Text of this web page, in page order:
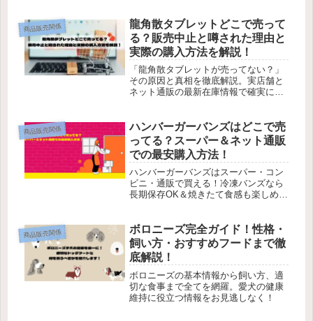
商品販売関係
龍角散タブレットどこで売って
る？販売中止と噂された理由と
実際の購入方法を解説！
「龍角散タブレットが売ってない？」
その原因と真相を徹底解説。実店舗と
ネット通販の最新在庫情報で確実に入
商品販売関係
ハンバーガーバンズはどこで売
ってる？スーパー＆ネット通販
での最安購入方法！
ハンバーガーバンズはスーパー・コン
ビニ・通販で買える！冷凍バンズなら
長期保存OK＆焼きたて食感も楽しめる
商品販売関係
ボロニーズ完全ガイド！性格・
飼い方・おすすめフードまで徹
底解説！
ボロニーズの基本情報から飼い方、適
切な食事まで全てを網羅。愛犬の健康
維持に役立つ情報をお見逃しなく！